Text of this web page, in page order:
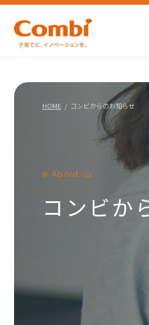
HOME コンビからのお知らせ
About us
コンビか